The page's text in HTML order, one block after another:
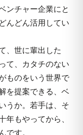
ンチャー企業にと
んどん活用してい
、世に輩出した
て、カタチのない
ものをいう世界で
を提案できる、ベ
うか。若手は、そ
年もやってから、
です。